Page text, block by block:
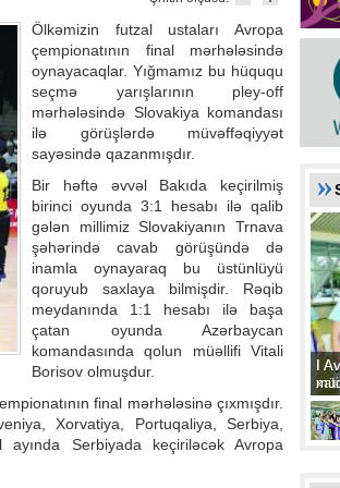
Ölkəmizin futzal ustaları Avropa
çempionatının final mərhələsində
oynayacaqlar. Yığmamız bu hüququ
seçmə yarışlarının pley-off
mərhələsində Slovakiya komandası
ilə görüşlərdə müvəffəqiyyət
sayəsində qazanmışdır.
Bir həftə əvvəl Bakıda keçirilmiş
birinci oyunda 3:1 hesabı ilə qalib
gələn millimiz Slovakiyanın Trnava
şəhərində cavab görüşündə də
inamla oynayaraq bu üstünlüyü
qoruyub saxlaya bilmişdir. Rəqib
meydanında 1:1 hesabı ilə başa
çatan oyunda Azərbaycan
komandasında qolun müəllifi Vitali
Borisov olmuşdur.
final mərhələsinə çıxmışdır.
Xorvatiya, Portuqaliya, Serbiya,
Serbiyada keçiriləcək Avropa
II